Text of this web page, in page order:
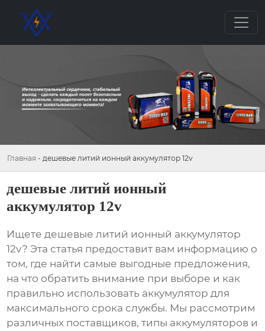
Главная - дешевые литий ионный аккумулятор 12v
дешевые литий ионный
аккумулятор 12v
Ищетедешевые литий ионный аккумулятор
12v? Эта статья предоставит вам информацию о
том, где найти самые выгодные предложения,
на что обратить внимание при выборе и как
правильно использовать аккумулятор для
максимального срока службы. Мы рассмотрим
различных поставщиков, типы аккумуляторов и